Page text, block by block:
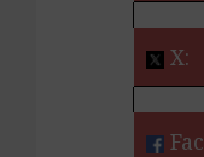
X: